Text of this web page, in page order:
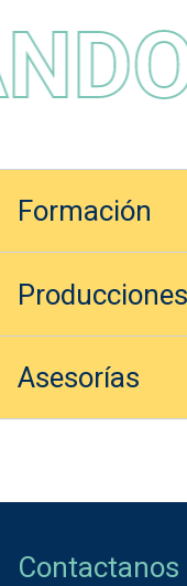
Formación
Producciones
Asesorías
Contactanos